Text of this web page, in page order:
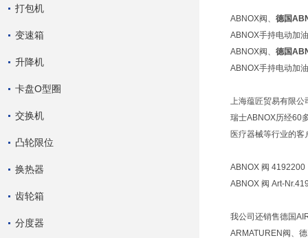
打包机
变速箱
升降机
卡盘O型圈
交换机
凸轮限位
换热器
齿轮箱
分度器
ABNOX阀、 德国
ABNOX手持电动加
ABNOX阀、 德国
ABNOX手持电动加
上海蕴匠贸易有限公
瑞士ABNOX历经60
医疗器械等行业的
ABNOX 阀 4192200
ABNOX 阀 Art-
我公司还销售德国
ARMATUREN阀、